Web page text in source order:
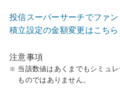
投信スーパーサーチでファ
積立設定の金額変更はこちら
注意事項
当該数値はあくまでもシミュ
ものではありません。